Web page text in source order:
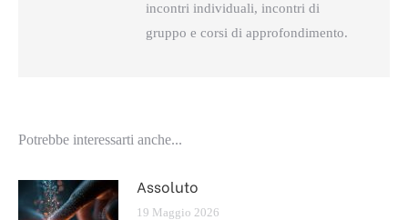
incontri individuali, incontri di
gruppo e corsi di approfondimento.
Potrebbe interessarti anche...
Assoluto
19 Maggio 2026